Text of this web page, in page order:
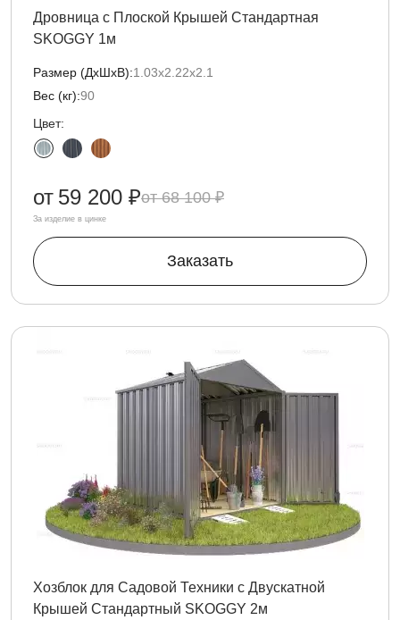
Дровница с Плоской Крышей Стандартная
SKOGGY 1м
Размер (ДxШxВ):1.03х2.22х2.1
Вес (кг):90
Цвет:
68 100 ₽
от 59 200 ₽
За изделие в цинке
Заказать
Хозблок для Садовой Техники с Двускатной
Крышей Стандартный SKOGGY 2м